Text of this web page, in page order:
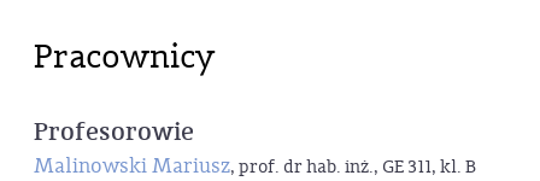
Pracownicy
Profesorowie
Malinowski Mariusz, prof. dr hab. inż., GE 311, kl. B